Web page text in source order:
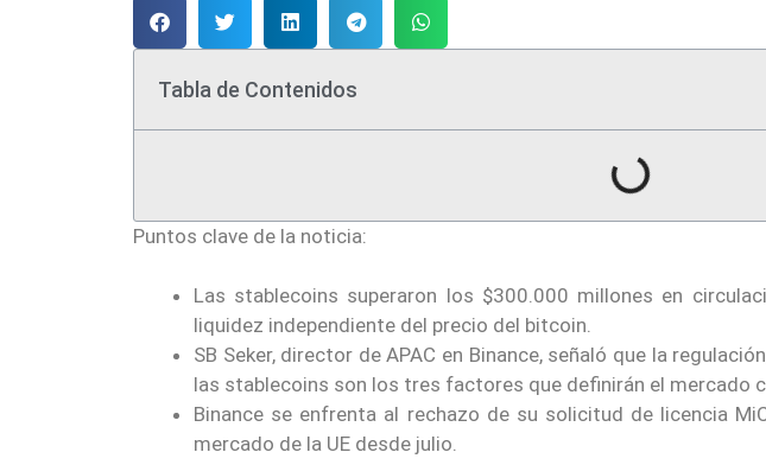
Tabla de Contenidos
Puntos clave de la noticia:
Las stablecoins superaron los $300.000 millones en
liquidez independiente del precio del bitcoin.
SB Seker, director de APAC en Binance, señaló que la
las stablecoins son los tres factores que definirán el mercado
Binance se enfrenta al rechazo de su solicitud de licencia
mercado de la UE desde julio.